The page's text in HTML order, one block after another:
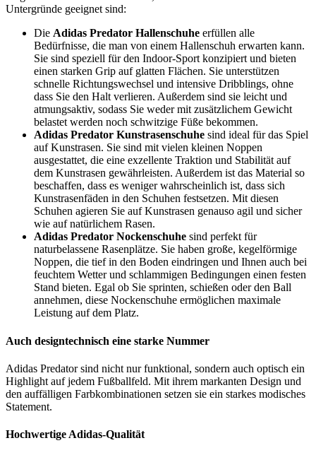
Untergründe geeignet sind:
Die Adidas Predator Hallenschuhe erfüllen alle
Bedürfnisse, die man von einem Hallenschuh erwarten kann.
Sie sind speziell für den Indoor-Sport konzipiert und bieten
einen starken Grip auf glatten Flächen. Sie unterstützen
schnelle Richtungswechsel und intensive Dribblings, ohne
dass Sie den Halt verlieren. Außerdem sind sie leicht und
atmungsaktiv, sodass Sie weder mit zusätzlichem Gewicht
belastet werden noch schwitzige Füße bekommen.
Adidas Predator Kunstrasenschuhe sind ideal für das Spiel
auf Kunstrasen. Sie sind mit vielen kleinen Noppen
ausgestattet, die eine exzellente Traktion und Stabilität auf
dem Kunstrasen gewährleisten. Außerdem ist das Material so
beschaffen, dass es weniger wahrscheinlich ist, dass sich
Kunstrasenfäden in den Schuhen festsetzen. Mit diesen
Schuhen agieren Sie auf Kunstrasen genauso agil und sicher
wie auf natürlichem Rasen.
Adidas Predator Nockenschuhe sind perfekt für
naturbelassene Rasenplätze. Sie haben große, kegelförmige
Noppen, die tief in den Boden eindringen und Ihnen auch bei
feuchtem Wetter und schlammigen Bedingungen einen festen
Stand bieten. Egal ob Sie sprinten, schießen oder den Ball
annehmen, diese Nockenschuhe ermöglichen maximale
Leistung auf dem Platz.
Auch designtechnisch eine starke Nummer
Adidas Predator sind nicht nur funktional, sondern auch optisch ein
Highlight auf jedem Fußballfeld. Mit ihrem markanten Design und
den auffälligen Farbkombinationen setzen sie ein starkes modisches
Statement.
Hochwertige Adidas-Qualität